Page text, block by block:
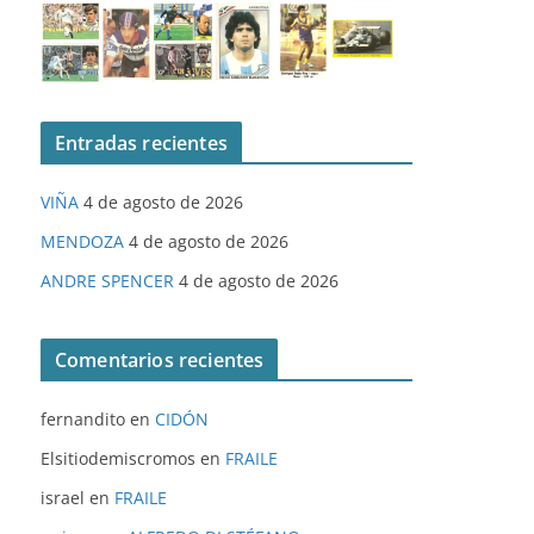
Entradas recientes
VIÑA 4 de agosto de 2026
MENDOZA 4 de agosto de 2026
ANDRE SPENCER 4 de agosto de 2026
Comentarios recientes
fernandito en CIDÓN
Elsitiodemiscromos en FRAILE
israel en FRAILE